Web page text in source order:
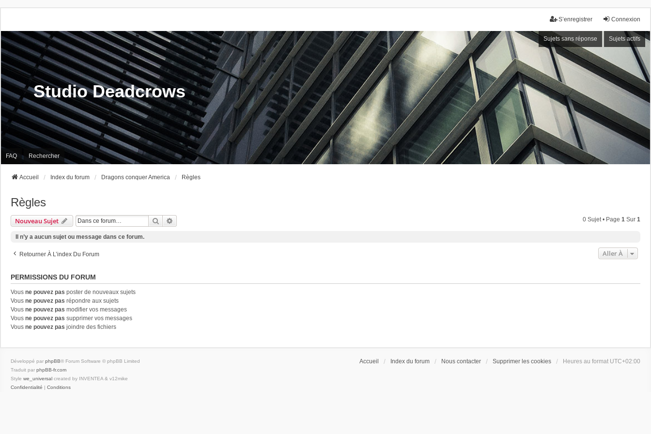
Connexion
S’enregistrer
Sujets sans réponse Sujets actifs
Studio Deadcrows
FAQ Rechercher
Accueil Index du forum Dragons conquer America Règles
Règles
Nouveau Sujet Rechercher 0 Sujet • Page 1 Sur 1
Il n’y a aucun sujet ou message dans ce forum.
Retourner À L’index Du Forum Aller À
PERMISSIONS DU FORUM
Vous ne pouvez pas poster de nouveaux sujets
Vous ne pouvez pas répondre aux sujets
Vous ne pouvez pas modifier vos messages
Vous ne pouvez pas supprimer vos messages
Vous ne pouvez pas joindre des fichiers
Accueil Index du forum Nous contacter Supprimer les cookies Heures au format UTC+02:00
Développé par phpBB® Forum Software © phpBB Limited
Traduit par phpBB-fr.com
Style we_universal created by INVENTEA & v12mike
Confidentialité | Conditions